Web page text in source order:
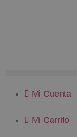
Mi Cuenta
Mi Carrito